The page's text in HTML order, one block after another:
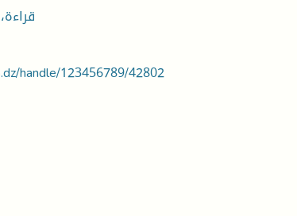
handle/123456789/42802